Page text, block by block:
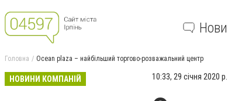
Головна Ocean plaza – найбiльший торгово-розважальний центр
НОВИНИ КОМПАНІЙ 10:33, 29 січня 2020 р.